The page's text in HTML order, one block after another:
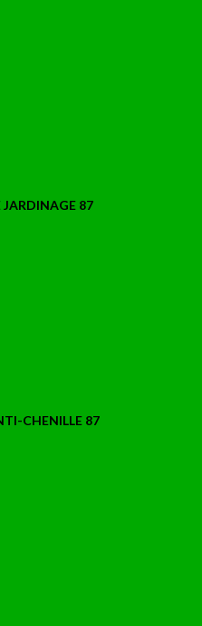
JARDINAGE 87
CHENILLE 87